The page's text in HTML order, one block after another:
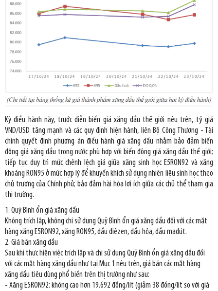
Kỳ điều hành này, trước diễn biến giá xăng dầu thế giới nêu trên, tỷ giá
VND/USD tăng mạnh và các quy định hiện hành, liên Bộ Công Thương - Tài
chính quyết định phương án điều hành giá xăng dầu nhằm bảo đảm biến
động giá xăng dầu trong nước phù hợp với biến động giá xăng dầu thế giới;
tiếp tục duy trì mức chênh lệch giá giữa xăng sinh học E5RON92 và xăng
khoáng RON95 ở mức hợp lý để khuyến khích sử dụng nhiên liệu sinh học theo
chủ trương của Chính phủ; bảo đảm hài hòa lợi ích giữa các chủ thể tham gia
thị trường.
1. Quỹ Bình ổn giá xăng dầu
Không trích lập, không chi sử dụng Quỹ Bình ổn giá xăng dầu đối với các mặt
hàng xăng E5RON92, xăng RON95, dầu điêzen, dầu hỏa, dầu madút.
2. Giá bán xăng dầu
Sau khi thực hiện việc trích lập và chi sử dụng Quỹ Bình ổn giá xăng dầu đối
với các mặt hàng xăng dầu như tại Mục 1 nêu trên, giá bán các mặt hàng
xăng dầu tiêu dùng phổ biến trên thị trường như sau:
- Xăng E5RON92: không cao hơn 19.692 đồng/lít (giảm 38 đồng/lít so với giá